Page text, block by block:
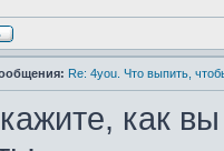
Re: 4you. Что выпить,
как